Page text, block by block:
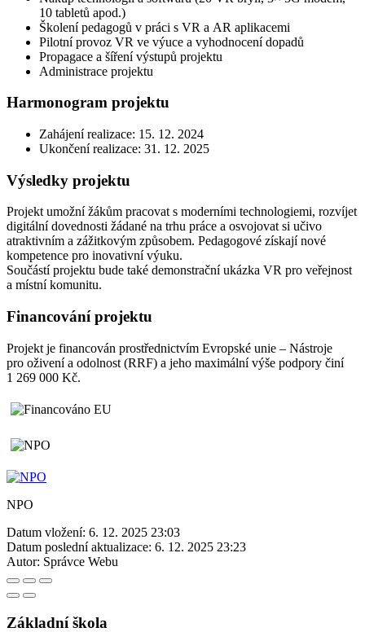
10 tabletů apod.)
Školení pedagogů v práci s VR a AR aplikacemi
Pilotní provoz VR ve výuce a vyhodnocení dopadů
Propagace a šíření výstupů projektu
Administrace projektu
Harmonogram projektu
Zahájení realizace: 15. 12. 2024
Ukončení realizace: 31. 12. 2025
Výsledky projektu
Projekt umožní žákům pracovat s moderními technologiemi, rozvíjet
digitální dovednosti žádané na trhu práce a osvojovat si učivo
atraktivním a zážitkovým způsobem. Pedagogové získají nové
kompetence pro inovativní výuku.
Součástí projektu bude také demonstrační ukázka VR pro veřejnost
a místní komunitu.
Financování projektu
Projekt je financován prostřednictvím Evropské unie – Nástroje
pro oživení a odolnost (RRF) a jeho maximální výše podpory činí
1 269 000 Kč.
NPO
Datum vložení: 6. 12. 2025 23:03
Datum poslední aktualizace: 6. 12. 2025 23:23
Autor: Správce Webu
Základní škola